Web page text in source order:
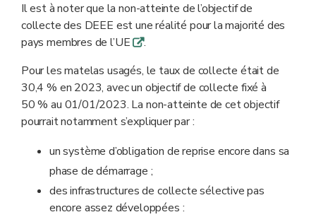
Il est à noter que la non-atteinte de l’objectif de
collecte des DEEE est une réalité pour la majorité des
pays membres de l’UEq.
Pour les matelas usagés, le taux de collecte était de
30,4 % en 2023, avec un objectif de collecte fixé à
50 % au 01/01/2023. La non-atteinte de cet objectif
pourrait notamment s’expliquer par :
un système d’obligation de reprise encore dans sa
phase de démarrage ;
des infrastructures de collecte sélective pas
encore assez développées :